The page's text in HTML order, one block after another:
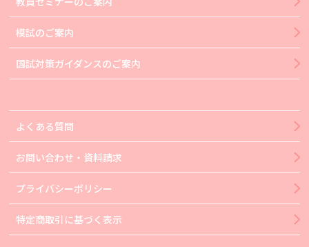
模試のご案内
国試対策ガイダンスのご案内
よくある質問
お問い合わせ・資料請求
プライバシーポリシー
特定商取引に基づく表示